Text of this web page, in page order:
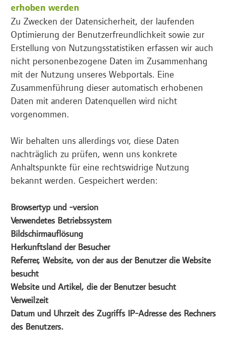
erhoben werden
Zu Zwecken der Datensicherheit, der laufenden
Optimierung der Benutzerfreundlichkeit sowie zur
Erstellung von Nutzungsstatistiken erfassen wir auch
nicht personenbezogene Daten im Zusammenhang
mit der Nutzung unseres Webportals. Eine
Zusammenführung dieser automatisch erhobenen
Daten mit anderen Datenquellen wird nicht
vorgenommen.
Wir behalten uns allerdings vor, diese Daten
nachträglich zu prüfen, wenn uns konkrete
Anhaltspunkte für eine rechtswidrige Nutzung
bekannt werden. Gespeichert werden:
Browsertyp und -version
Verwendetes Betriebssystem
Bildschirmauflösung
Herkunftsland der Besucher
Referrer, Website, von der aus der Benutzer die Website
besucht
Website und Artikel, die der Benutzer besucht
Verweilzeit
Datum und Uhrzeit des Zugriffs IP-Adresse des Rechners
des Benutzers.